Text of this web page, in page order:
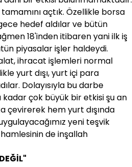
açtık. Özellikle borsa
hedef aldılar ve bütün
18'inden itibaren yani ilk iş
piyasalar işler haldeydi.
ihracat işlemleri normal
yurt dışı, yurt içi para
Dolayısıyla bu darbe
kadar çok büyük bir etkisi şu an
çevirerek hem yurt dışında
yeni teşvik
de inşallah